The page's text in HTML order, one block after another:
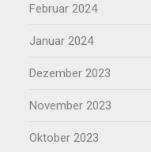
Februar 2024
Januar 2024
Dezember 2023
November 2023
Oktober 2023